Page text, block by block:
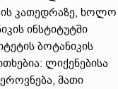
კათედრაზე, ხოლო
ინსტიტუტში
ბოტანიკის
ლიქენებისა
მათი